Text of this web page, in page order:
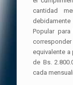
cantidad
Popular
equivalente a
de Bs.
cada